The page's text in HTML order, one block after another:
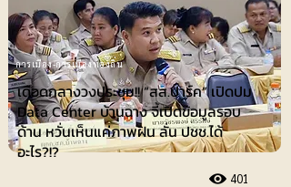
เดือดกลางวงประชุม!! “สส.ปาร์ค” เปิดปม
Data Center บ้านฉาง จี้เปิดข้อมูลรอบ
ด้าน หวั่นเห็นแค่ภาพฝัน ลั่น ปชช.ได้
อะไร?!?
401
การเมือง-การเมืองท้องถิ่น